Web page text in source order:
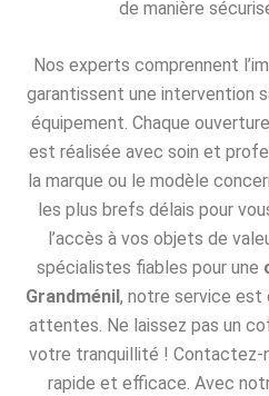
de manière
Nos experts comprennent
garantissent une intervention
équipement. Chaque
est réalisée avec soin et
la marque ou le modèle
les plus brefs délais pour
l’accès à vos objets de
spécialistes fiables pour une
Grandménil, notre service est
attentes. Ne laissez pas un
votre tranquillité ! Contactez-
rapide et efficace. Avec